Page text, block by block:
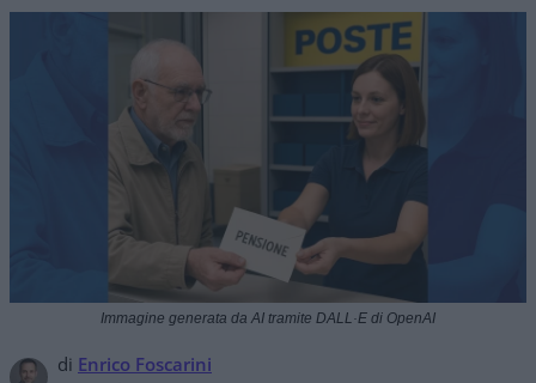
di Enrico Foscarini
Immagine generata da AI tramite DALL·E di OpenAI